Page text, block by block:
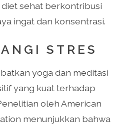
sehat berkontribusi
ingat dan konsentrasi.
STRES
yoga dan meditasi
yang kuat terhadap
oleh American
menunjukkan bahwa